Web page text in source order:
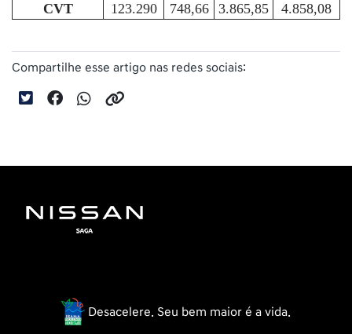
CVT
123.290
748,66
3.865,85
4.858,08
Compartilhe esse artigo nas redes sociais:
Desacelere. Seu bem maior é a vida.